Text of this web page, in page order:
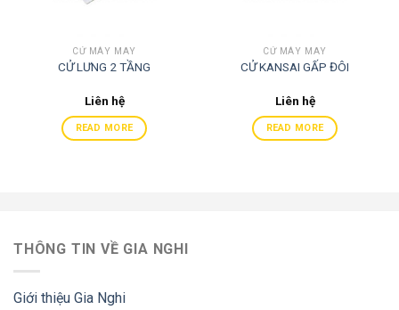
CỬ MÁY MAY
CỬ LƯNG 2 TẦNG
Liên hệ
READ MORE
CỬ MÁY MAY
CỬ KANSAI GẤP ĐÔI
Liên hệ
READ MORE
THÔNG TIN VỀ GIA NGHI
Giới thiệu Gia Nghi